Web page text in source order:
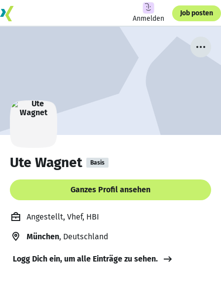
Anmelden
Job posten
Ute Wagnet Basis
Ganzes Profil ansehen
Angestellt, Vhef, HBI
München, Deutschland
Logg Dich ein, um alle Einträge zu sehen.